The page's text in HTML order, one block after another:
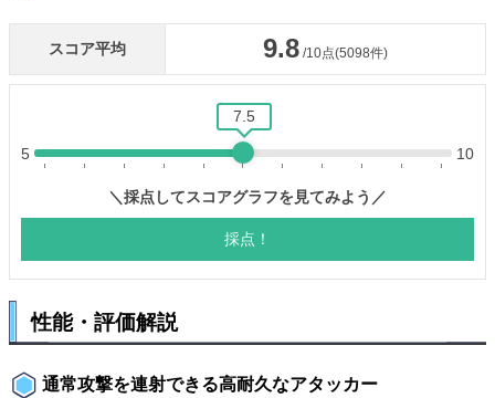
性能・評価解説
通常攻撃を連射できる高耐久なアタッカー